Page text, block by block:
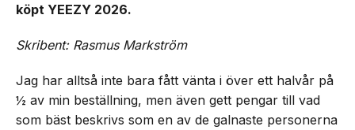
köpt YEEZY 2026.
Skribent: Rasmus Markström
Jag har alltså inte bara fått vänta i över ett halvår på
½ av min beställning, men även gett pengar till vad
som bäst beskrivs som en av de galnaste personerna